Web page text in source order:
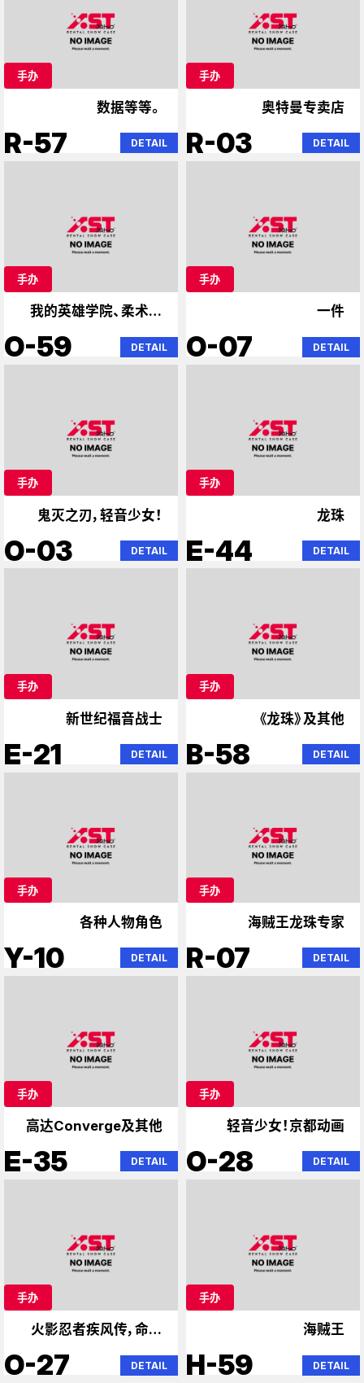
手办
数据等等。
R-57 DETAIL
手办
奥特曼专卖店
R-03 DETAIL
手办
我的英雄学院、柔术快
攻、火影忍者
O-59 DETAIL
手办
一件
O-07 DETAIL
手办
鬼灭之刃，轻音少女！
O-03 DETAIL
手办
龙珠
E-44 DETAIL
手办
新世纪福音战士
E-21 DETAIL
手办
《龙珠》及其他
B-58 DETAIL
手办
各种人物角色
Y-10 DETAIL
手办
海贼王龙珠专家
R-07 DETAIL
手办
高达Converge及其他
E-35 DETAIL
手办
轻音少女！京都动画
O-28 DETAIL
手办
火影忍者疾风传，命运
石之门
O-27 DETAIL
手办
海贼王
H-59 DETAIL